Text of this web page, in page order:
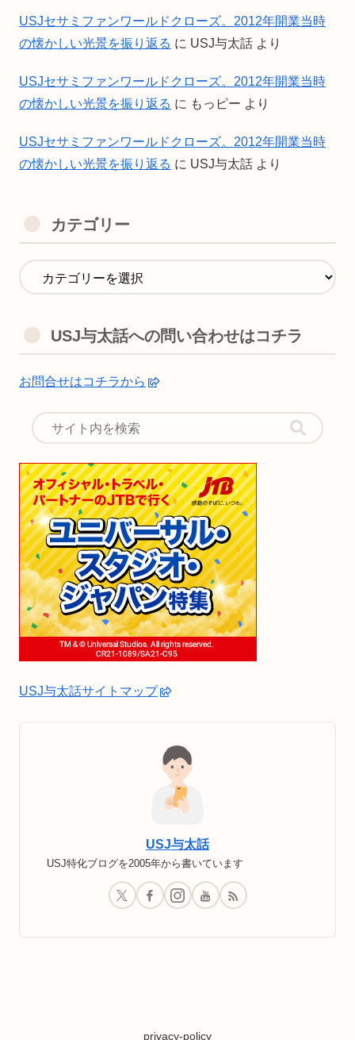
USJセサミファンワールドクローズ。2012年開業当時
の懐かしい光景を振り返る に USJ与太話 より
USJセサミファンワールドクローズ。2012年開業当時
の懐かしい光景を振り返る に もっピー より
USJセサミファンワールドクローズ。2012年開業当時
の懐かしい光景を振り返る に USJ与太話 より
カテゴリー
USJ与太話への問い合わせはコチラ
お問合せはコチラから
USJ与太話サイトマップ
USJ与太話
USJ特化ブログを2005年から書いています
privacy-policy